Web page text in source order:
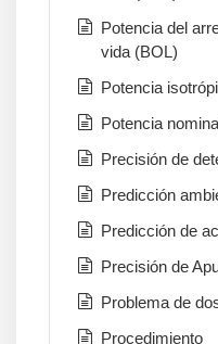
Potencia del
vida (BOL)
Potencia
Potencia
Precisión de
Predicción
Predicción de
Precisión de
Problema de
Procedimiento